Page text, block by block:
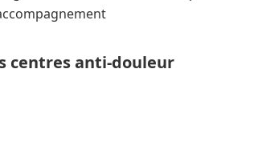
centres anti-douleur